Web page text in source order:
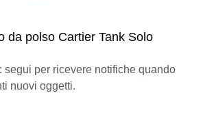
da polso Cartier Tank Solo
segui per ricevere notifiche quando
nuovi oggetti.